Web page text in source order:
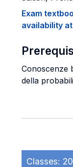
Exam
availability
Conoscenze
della
Classes: